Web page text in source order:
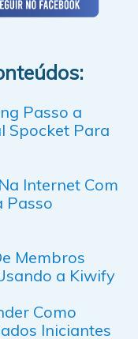
Passo a
Spocket Para
Internet Com
Passo
Membros
a Kiwify
Como
Iniciantes